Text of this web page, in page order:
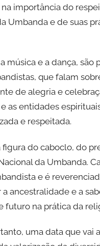
importância do
Umbanda e de suas
música e a dança,
que falam
de alegria e
as entidades
e respeitada.
do caboclo, do
da Umbanda.
e é
ancestralidade e a
futuro na prática da
uma data que